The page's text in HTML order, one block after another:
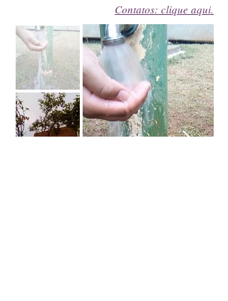
Contatos: clique aqui.